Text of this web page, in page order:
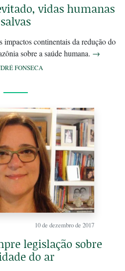
vidas humanas
salvas
impactos continentais da redução do
sobre a saúde humana. →
FONSECA
10 de dezembro de 2017
legislação sobre
do ar